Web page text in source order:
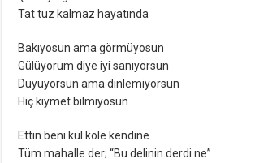
Tat tuz kalmaz hayatında
Bakıyosun ama görmüyosun
Gülüyorum diye iyi sanıyorsun
Duyuyorsun ama dinlemiyorsun
Hiç kıymet bilmiyosun
Ettin beni kul köle kendine
Tüm mahalle der; “Bu delinin derdi ne”